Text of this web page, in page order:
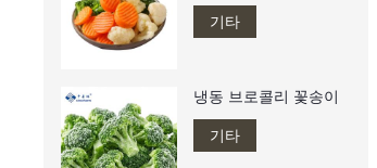
기타
냉동 브로콜리 꽃송이
기타